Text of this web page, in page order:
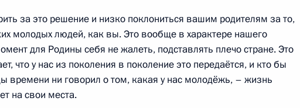
Москва
четверг
за это решение и низко поклониться вашим родителям за то,
молодых людей, как вы. Это вообще в характере нашего
для Родины себя не жалеть, подставлять плечо стране. Это
что у нас из поколения в поколение это передаётся, и кто бы
времени ни говорил о том, какая у нас молодёжь, – жизнь
на свои места.